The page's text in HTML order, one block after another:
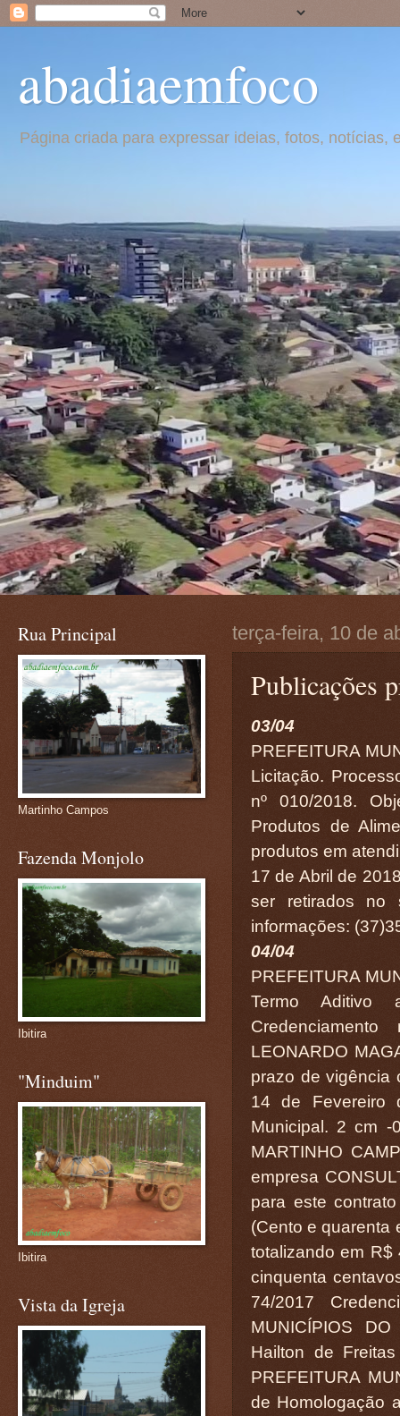
abadiaemfoco
Página criada para expressar ideias, fotos,
terça-feira, 10 de
Publicações
03/04
PREFEITURA
Licitação.
nº 010/2018.
Produtos de
produtos em
17 de Abril de
ser retirados no
informações:
04/04
PREFEITURA
Termo Aditivo
LEONARDO
prazo de vigência
14 de Fevereiro
Municipal. 2 cm -
MARTINHO
empresa
para este
(Cento e quarenta
totalizando em R$
cinquenta
74/2017
MUNICÍPIOS
Hailton de
PREFEITURA
de Homologação
Rua Principal
Martinho Campos
Fazenda Monjolo
Ibitira
"Minduim"
Ibitira
Vista da Igreja